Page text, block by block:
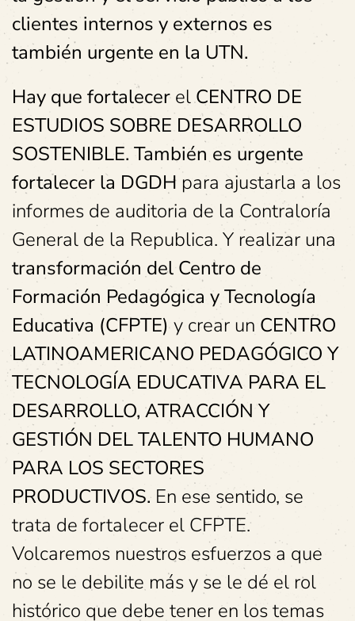
clientes internos y externos es
también urgente en la UTN.
Hay que fortalecerelCENTRO DE
ESTUDIOS SOBRE DESARROLLO
SOSTENIBLE. También es urgente
fortalecer la DGDH para ajustarla a los
informes de auditoria de la Contraloría
General de la Republica. Y realizar una
transformación del Centro de
Formación Pedagógica y Tecnología
Educativa (CFPTE)y crear un CENTRO
LATINOAMERICANO PEDAGÓGICO Y
TECNOLOGÍA EDUCATIVA PARA EL
DESARROLLO, ATRACCIÓN Y
GESTIÓN DEL TALENTO HUMANO
PARA LOS SECTORES
PRODUCTIVOS.En ese sentido, se
trata de fortalecer el CFPTE.
Volcaremos nuestros esfuerzos a que
no se le debilite más y se le dé el rol
histórico que debe tener en los temas